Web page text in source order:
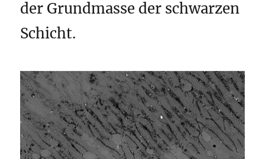
der Grundmasse der schwarzen
Schicht.